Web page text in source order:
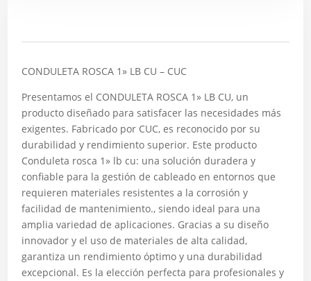
CONDULETA ROSCA 1» LB CU – CUC
Presentamos el CONDULETA ROSCA 1» LB CU, un
producto diseñado para satisfacer las necesidades más
exigentes. Fabricado por CUC, es reconocido por su
durabilidad y rendimiento superior. Este producto
Conduleta rosca 1» lb cu: una solución duradera y
confiable para la gestión de cableado en entornos que
requieren materiales resistentes a la corrosión y
facilidad de mantenimiento., siendo ideal para una
amplia variedad de aplicaciones. Gracias a su diseño
innovador y el uso de materiales de alta calidad,
garantiza un rendimiento óptimo y una durabilidad
excepcional. Es la elección perfecta para profesionales y